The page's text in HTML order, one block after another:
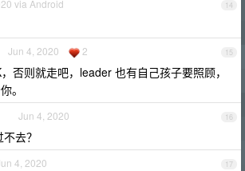
14
via Android
15
Jun 4, 2020 2
否则就走吧，leader 也有自己孩子要照顾，
。
16
Jun 4, 2020
去？
17
4, 2020